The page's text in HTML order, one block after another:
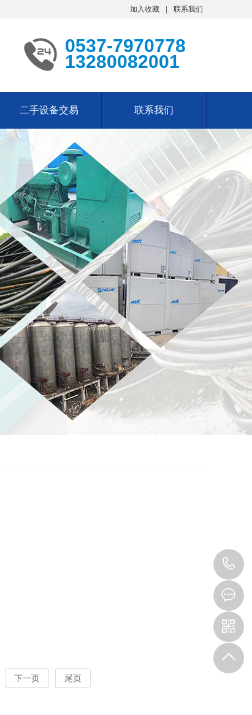
加入收藏 联系我们
0537-7970778
13280082001
二手设备交易 联系我们
下一页 尾页